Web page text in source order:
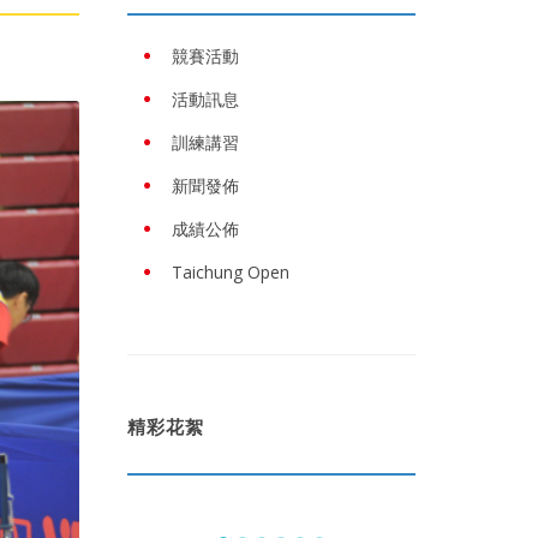
競賽活動
活動訊息
訓練講習
新聞發佈
成績公佈
Taichung Open
精彩花絮